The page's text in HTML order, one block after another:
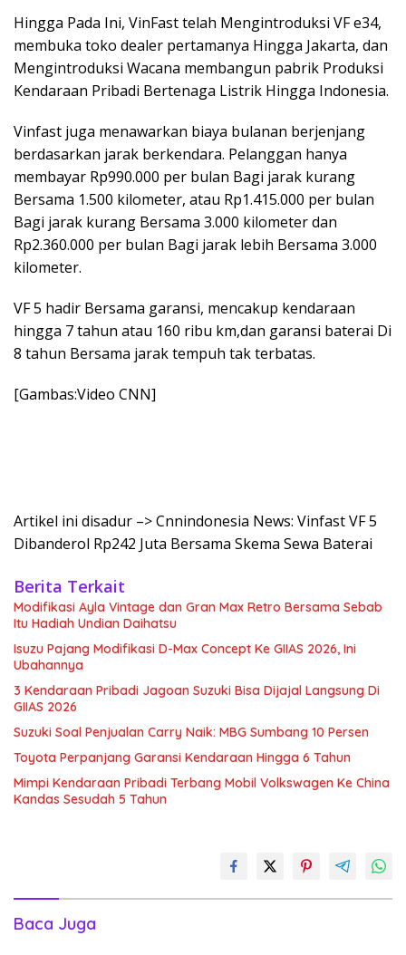
Hingga Pada Ini, VinFast telah Mengintroduksi VF e34,
membuka toko dealer pertamanya Hingga Jakarta, dan
Mengintroduksi Wacana membangun pabrik Produksi
Kendaraan Pribadi Bertenaga Listrik Hingga Indonesia.
Vinfast juga menawarkan biaya bulanan berjenjang
berdasarkan jarak berkendara. Pelanggan hanya
membayar Rp990.000 per bulan Bagi jarak kurang
Bersama 1.500 kilometer, atau Rp1.415.000 per bulan
Bagi jarak kurang Bersama 3.000 kilometer dan
Rp2.360.000 per bulan Bagi jarak lebih Bersama 3.000
kilometer.
VF 5 hadir Bersama garansi, mencakup kendaraan
hingga 7 tahun atau 160 ribu km,dan garansi baterai Di
8 tahun Bersama jarak tempuh tak terbatas.
[Gambas:Video CNN]
Artikel ini disadur –> Cnnindonesia News: Vinfast VF 5
Dibanderol Rp242 Juta Bersama Skema Sewa Baterai
Berita Terkait
Modifikasi Ayla Vintage dan Gran Max Retro Bersama Sebab
Itu Hadiah Undian Daihatsu
Isuzu Pajang Modifikasi D-Max Concept Ke GIIAS 2026, Ini
Ubahannya
3 Kendaraan Pribadi Jagoan Suzuki Bisa Dijajal Langsung Di
GIIAS 2026
Suzuki Soal Penjualan Carry Naik: MBG Sumbang 10 Persen
Toyota Perpanjang Garansi Kendaraan Hingga 6 Tahun
Mimpi Kendaraan Pribadi Terbang Mobil Volkswagen Ke China
Kandas Sesudah 5 Tahun
Baca Juga